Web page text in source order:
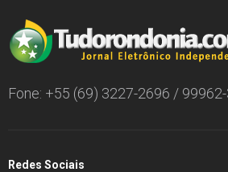
Fone: +55 (69) 3227-2696 /
Redes Sociais